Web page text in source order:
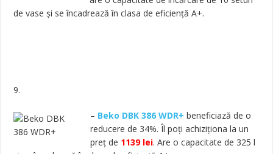
de vase și se încadrează în clasa de eficiență A+.
9.
– Beko DBK 386 WDR+ beneficiază de o
reducere de 34%. Îl poți achiziționa la un
preț de 1139 lei. Are o capacitate de 325 l